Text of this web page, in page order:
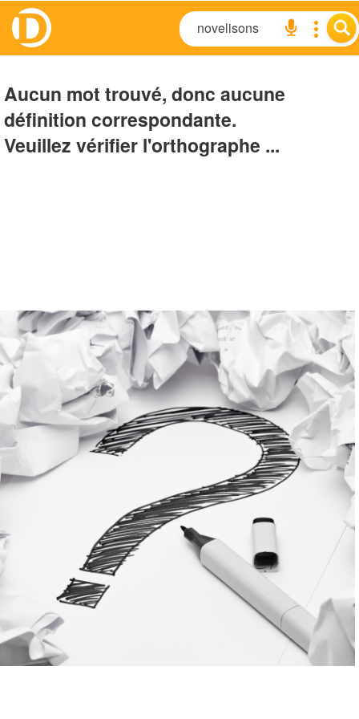
Aucun mot trouvé, donc aucune
définition correspondante.
Veuillez vérifier l'orthographe ...